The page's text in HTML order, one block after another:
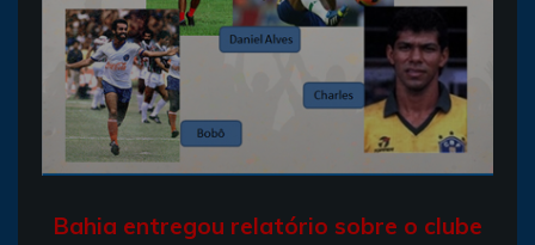
Bahia entregou relatório sobre o clube